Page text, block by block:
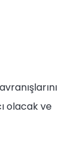
olacak ve